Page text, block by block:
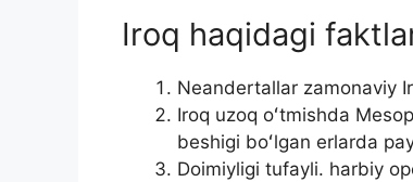
Iroq haqidagi
Neandertallar zamonaviy
Iroq uzoq oʻtmishda
beshigi boʻlgan erlarda
Doimiyligi tufayli. harbiy